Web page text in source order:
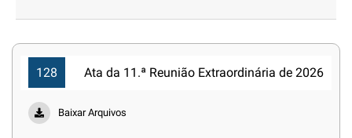
128 Ata da 11.ª Reunião Extraordinária de 2026
Baixar Arquivos